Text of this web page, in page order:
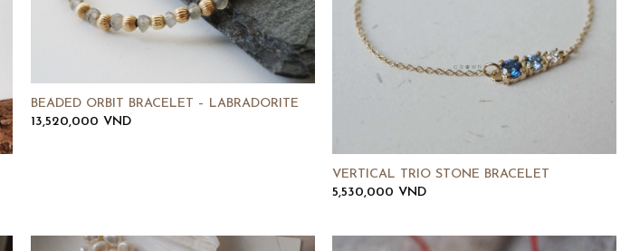
BEADED ORBIT BRACELET – LABRADORITE
13,520,000 VND
VERTICAL TRIO STONE BRACELET
5,530,000 VND